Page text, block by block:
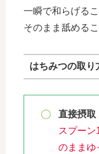
一瞬で和らげる
そのまま舐める
はちみつの取り
直接摂取
スプー
のままゆ